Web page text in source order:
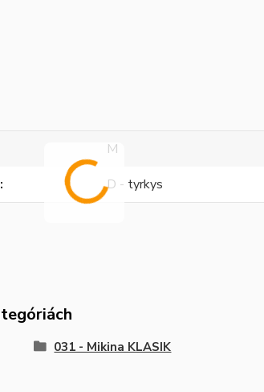
M
D - tyrkys
031 - Mikina KLASIK